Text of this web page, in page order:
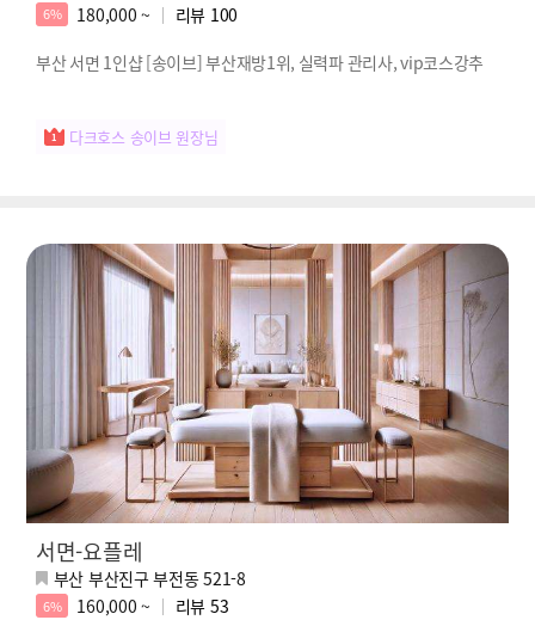
6% 180,000 ~ 리뷰 100
부산 서면 1인샵 [송이브] 부산재방1위, 실력파 관리사, vip코스강추
다크호스 송이브 원장님
서면-요플레
부산 부산진구 부전동 521-8
6% 160,000 ~ 리뷰 53